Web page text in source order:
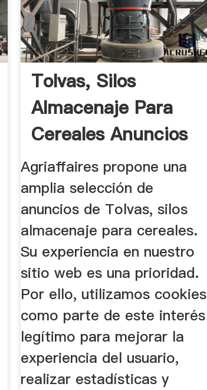
Tolvas, Silos
Almacenaje Para
Cereales Anuncios
...
Agriaffaires propone una
amplia selección de
anuncios de Tolvas, silos
almacenaje para cereales.
Su experiencia en nuestro
sitio web es una prioridad.
Por ello, utilizamos cookies
como parte de este interés
legítimo para mejorar la
experiencia del usuario,
realizar estadísticas y